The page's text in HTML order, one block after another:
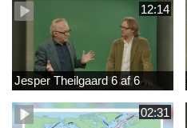
12:14
Jesper Theilgaard 6 af 6
02:31